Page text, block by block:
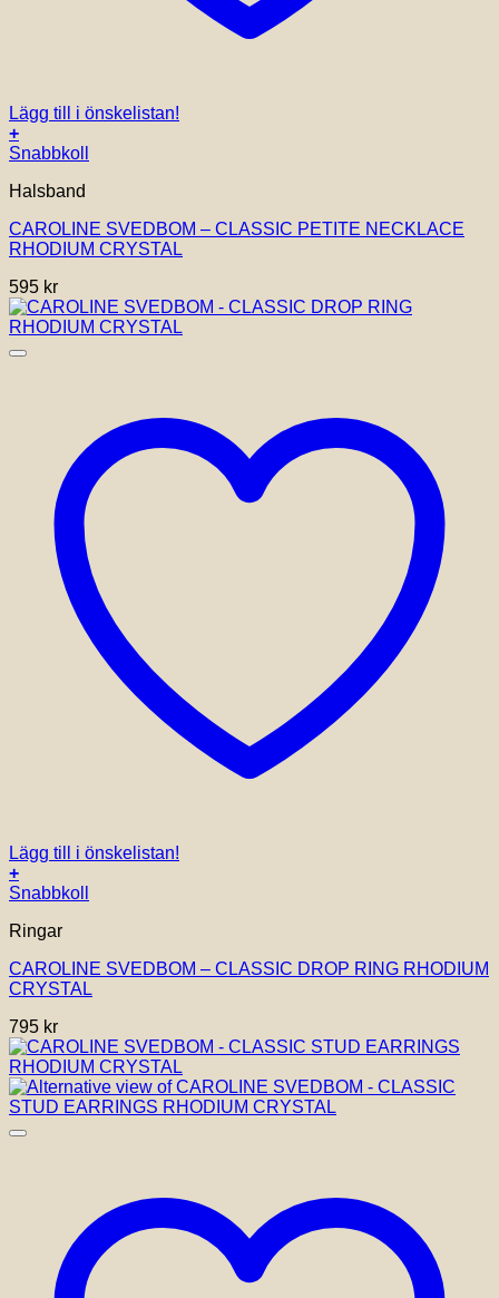
Lägg till i önskelistan!
+
Snabbkoll
Halsband
CAROLINE SVEDBOM – CLASSIC PETITE NECKLACE
RHODIUM CRYSTAL
595 kr
Lägg till i önskelistan!
+
Snabbkoll
Ringar
CAROLINE SVEDBOM – CLASSIC DROP RING RHODIUM
CRYSTAL
795 kr